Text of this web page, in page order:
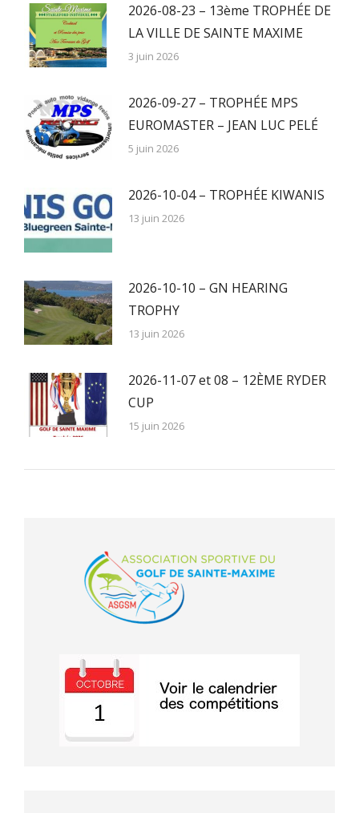
2026-08-23 – 13ème TROPHÉE DE
LA VILLE DE SAINTE MAXIME
3 juin 2026
2026-09-27 – TROPHÉE MPS
EUROMASTER – JEAN LUC PELÉ
5 juin 2026
2026-10-04 – TROPHÉE KIWANIS
13 juin 2026
2026-10-10 – GN HEARING
TROPHY
13 juin 2026
2026-11-07 et 08 – 12ÈME RYDER
CUP
15 juin 2026